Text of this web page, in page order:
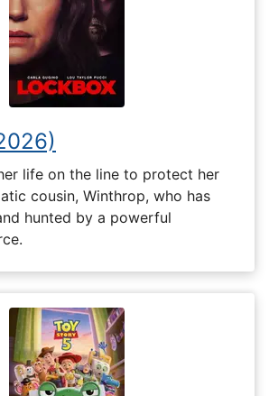
life on the line to protect her
cousin, Winthrop, who has
hunted by a powerful